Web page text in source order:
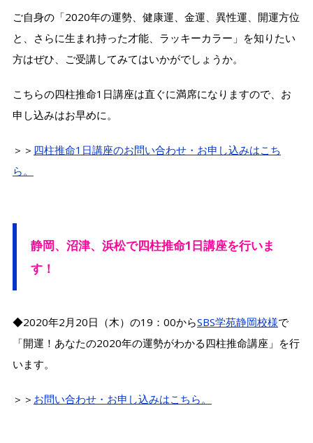
ご自身の「2020年の運勢、健康運、金運、異性運、開運方位
と、さらに生まれ持った才能、ラッキーカラー」を知りたい
方はぜひ、ご受講してみてはいかがでしょうか。
こちらの四柱推命1日講座は直ぐに満席になりますので、お
申し込みはお早めに。
＞＞ 四柱推命1日講座のお問い合わせ・お申し込みはこち
ら。
静岡、沼津、浜松で四柱推命1日講座を行いま
す！
◆2020年2月20日（木）の19：00からSBS学苑静岡校様で
「開運！あなたの2020年の運勢がわかる四柱推命講座」を行
います。
＞＞ お問い合わせ・お申し込みはこちら。